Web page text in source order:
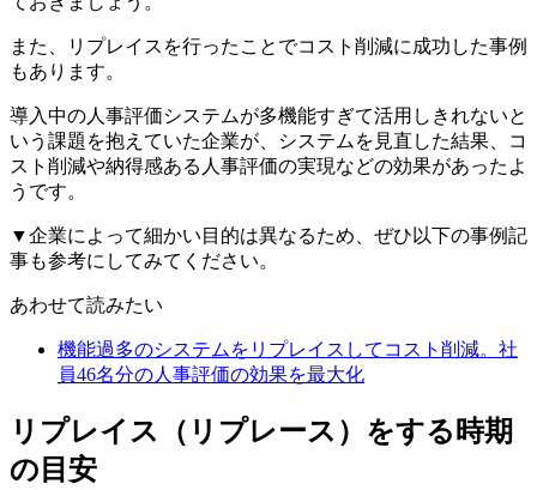
また、リプレイスを行ったことでコスト削減に成功した事例
もあります。
導入中の人事評価システムが多機能すぎて活用しきれないと
いう課題を抱えていた企業が、システムを見直した結果、コ
スト削減や納得感ある人事評価の実現などの効果があったよ
うです。
▼企業によって細かい目的は異なるため、ぜひ以下の事例記
事も参考にしてみてください。
あわせて読みたい
機能過多のシステムをリプレイスしてコスト削減。社
員46名分の人事評価の効果を最大化
リプレイス（リプレース）をする時期
の目安